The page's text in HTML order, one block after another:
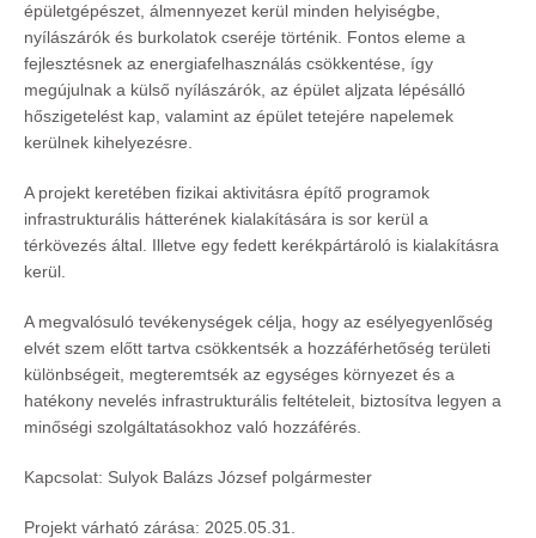
épületgépészet, álmennyezet kerül minden helyiségbe,
nyílászárók és burkolatok cseréje történik. Fontos eleme a
fejlesztésnek az energiafelhasználás csökkentése, így
megújulnak a külső nyílászárók, az épület aljzata lépésálló
hőszigetelést kap, valamint az épület tetejére napelemek
kerülnek kihelyezésre.
A projekt keretében fizikai aktivitásra építő programok
infrastrukturális hátterének kialakítására is sor kerül a
térkövezés által. Illetve egy fedett kerékpártároló is kialakításra
kerül.
A megvalósuló tevékenységek célja, hogy az esélyegyenlőség
elvét szem előtt tartva csökkentsék a hozzáférhetőség területi
különbségeit, megteremtsék az egységes környezet és a
hatékony nevelés infrastrukturális feltételeit, biztosítva legyen a
minőségi szolgáltatásokhoz való hozzáférés.
Kapcsolat: Sulyok Balázs József polgármester
Projekt várható zárása: 2025.05.31.